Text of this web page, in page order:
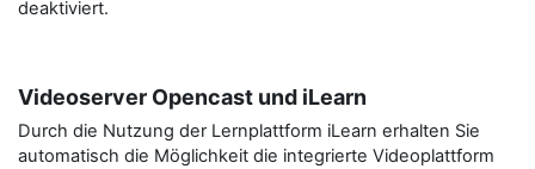
deaktiviert.
Videoserver Opencast und iLearn
Durch die Nutzung der Lernplattform iLearn erhalten Sie
automatisch die Möglichkeit die integrierte Videoplattform